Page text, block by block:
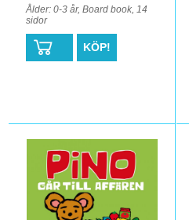
Ålder: 0-3 år, Board book, 14
sidor
KÖP!